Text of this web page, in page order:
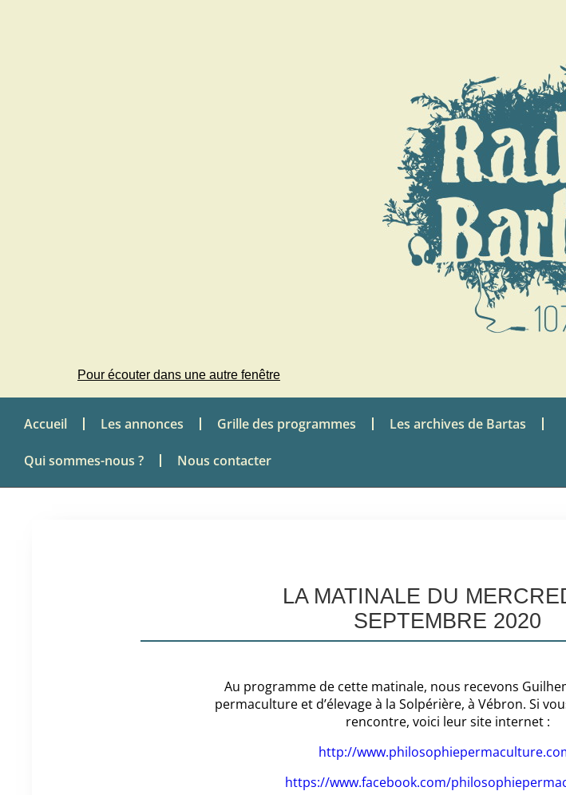
Pour écouter dans une autre fenêtre
Accueil Les annonces Grille des programmes Les archives de Bartas
Qui sommes-nous ? Nous contacter
LA MATINALE DU
SEPTEMBRE 2020
Au programme de cette matinale, nous recevons
permaculture et d’élevage à la Solpérière, à Vébron. Si
rencontre, voici leur site internet :
http://
https://www.facebook.com/